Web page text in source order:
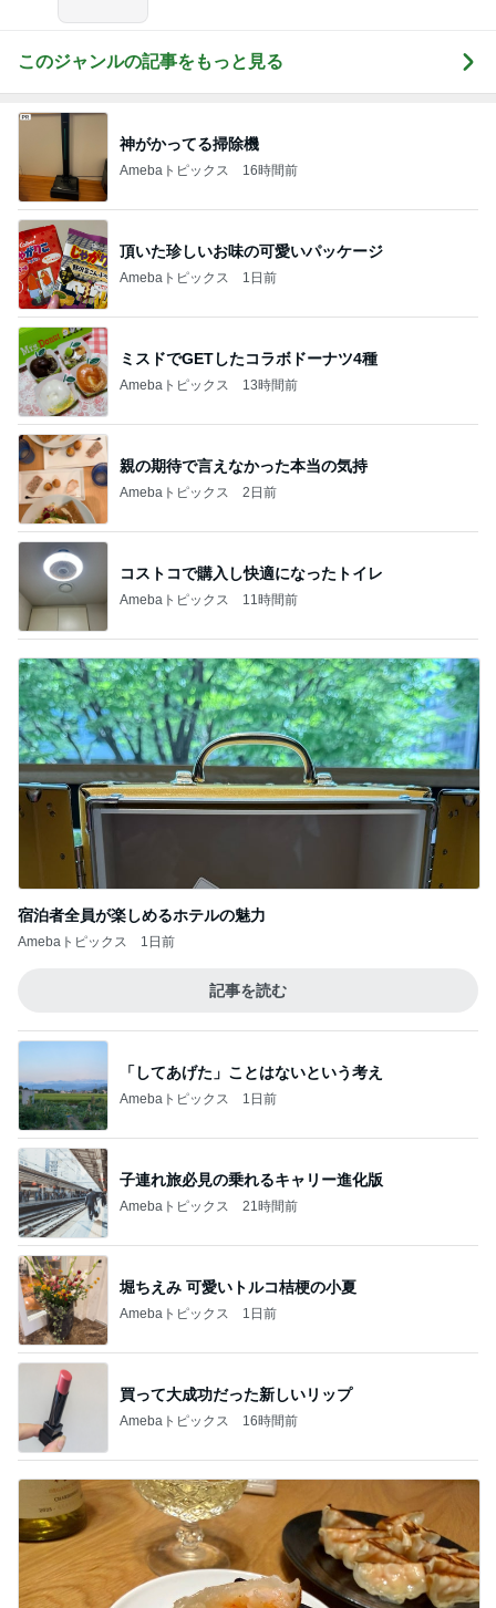
このジャンルの記事をもっと見る
神がかってる掃除機
Amebaトピックス 16時間前
頂いた珍しいお味の可愛いパッケージ
Amebaトピックス 1日前
ミスドでGETしたコラボドーナツ4種
Amebaトピックス 13時間前
親の期待で言えなかった本当の気持
Amebaトピックス 2日前
コストコで購入し快適になったトイレ
Amebaトピックス 11時間前
宿泊者全員が楽しめるホテルの魅力
Amebaトピックス 1日前
記事を読む
「してあげた」ことはないという考え
Amebaトピックス 1日前
子連れ旅必見の乗れるキャリー進化版
Amebaトピックス 21時間前
堀ちえみ 可愛いトルコ桔梗の小夏
Amebaトピックス 1日前
買って大成功だった新しいリップ
Amebaトピックス 16時間前